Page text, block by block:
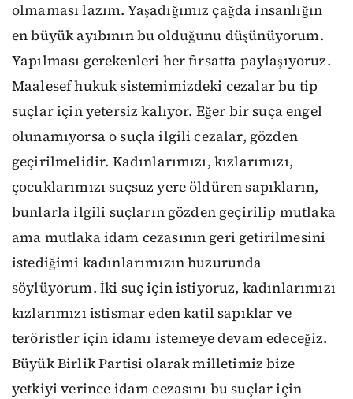
olmaması lazım. Yaşadığımız çağda insanlığın
en büyük ayıbının bu olduğunu düşünüyorum.
Yapılması gerekenleri her fırsatta paylaşıyoruz.
Maalesef hukuk sistemimizdeki cezalar bu tip
suçlar için yetersiz kalıyor. Eğer bir suça engel
olunamıyorsa o suçla ilgili cezalar, gözden
geçirilmelidir. Kadınlarımızı, kızlarımızı,
çocuklarımızı suçsuz yere öldüren sapıkların,
bunlarla ilgili suçların gözden geçirilip mutlaka
ama mutlaka idam cezasının geri getirilmesini
istediğimi kadınlarımızın huzurunda
söylüyorum. İki suç için istiyoruz, kadınlarımızı
kızlarımızı istismar eden katil sapıklar ve
teröristler için idamı istemeye devam edeceğiz.
Büyük Birlik Partisi olarak milletimiz bize
yetkiyi verince idam cezasını bu suçlar için